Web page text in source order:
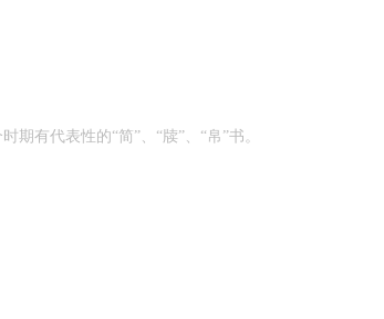
有代表性的“简”、“牍”、“帛”书。